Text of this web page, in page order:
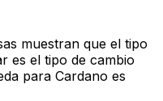
muestran que el tipo
es el tipo de cambio
para Cardano es